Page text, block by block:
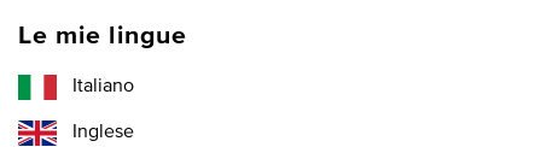
Le mie lingue
Italiano
Inglese